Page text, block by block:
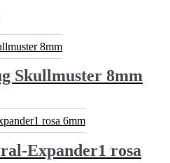
Skullmuster 8mm
Expander1 rosa